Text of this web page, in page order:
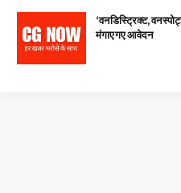
‘वन डिस्ट्रिक्ट, वन
मंगाए गए आवेदन